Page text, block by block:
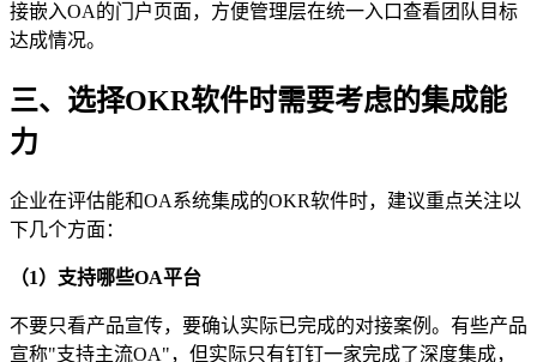
接嵌入OA的门户页面，方便管理层在统一入口查看团队目标
达成情况。
三、选择OKR软件时需要考虑的集成能
力
企业在评估能和OA系统集成的OKR软件时，建议重点关注以
下几个方面：
（1）支持哪些OA平台
不要只看产品宣传，要确认实际已完成的对接案例。有些产品
宣称"支持主流OA"，但实际只有钉钉一家完成了深度集成，